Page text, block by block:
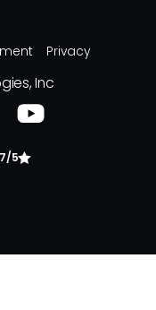
Privacy
Inc
5